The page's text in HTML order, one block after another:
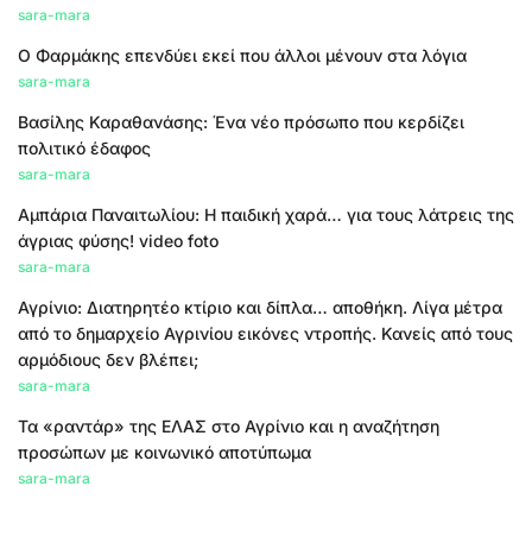
sara-mara
Ο Φαρμάκης επενδύει εκεί που άλλοι μένουν στα λόγια
sara-mara
Βασίλης Καραθανάσης: Ένα νέο πρόσωπο που κερδίζει
πολιτικό έδαφος
sara-mara
Αμπάρια Παναιτωλίου: Η παιδική χαρά… για τους λάτρεις της
άγριας φύσης! video foto
sara-mara
Αγρίνιο: Διατηρητέο κτίριο και δίπλα… αποθήκη. Λίγα μέτρα
από το δημαρχείο Αγρινίου εικόνες ντροπής. Κανείς από τους
αρμόδιους δεν βλέπει;
sara-mara
Τα «ραντάρ» της ΕΛΑΣ στο Αγρίνιο και η αναζήτηση
προσώπων με κοινωνικό αποτύπωμα
sara-mara